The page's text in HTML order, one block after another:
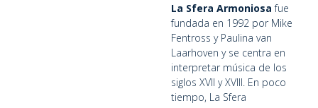
La Sfera Armoniosa fue
fundada en 1992 por Mike
Fentross y Paulina van
Laarhoven y se centra en
interpretar música de los
siglos XVII y XVIII. En poco
tiempo, La Sfera